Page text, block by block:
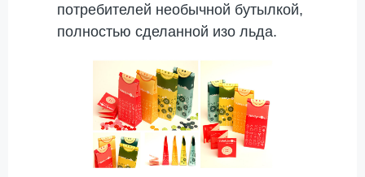
потребителей необычной бутылкой,
полностью сделанной изо льда.